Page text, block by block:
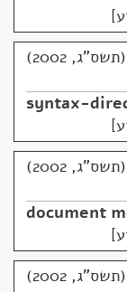
2002)
syntax-
2002)
document
2002)